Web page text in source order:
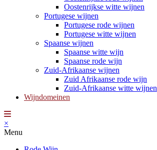
Oostenrijkse witte wijnen
Portugese wijnen
Portugese rode wijnen
Portugese witte wijnen
Spaanse wijnen
Spaanse witte wijn
Spaanse rode wijn
Zuid-Afrikaanse wijnen
Zuid Afrikaanse rode wijn
Zuid-Afrikaanse witte wijnen
Wijndomeinen
×
Menu